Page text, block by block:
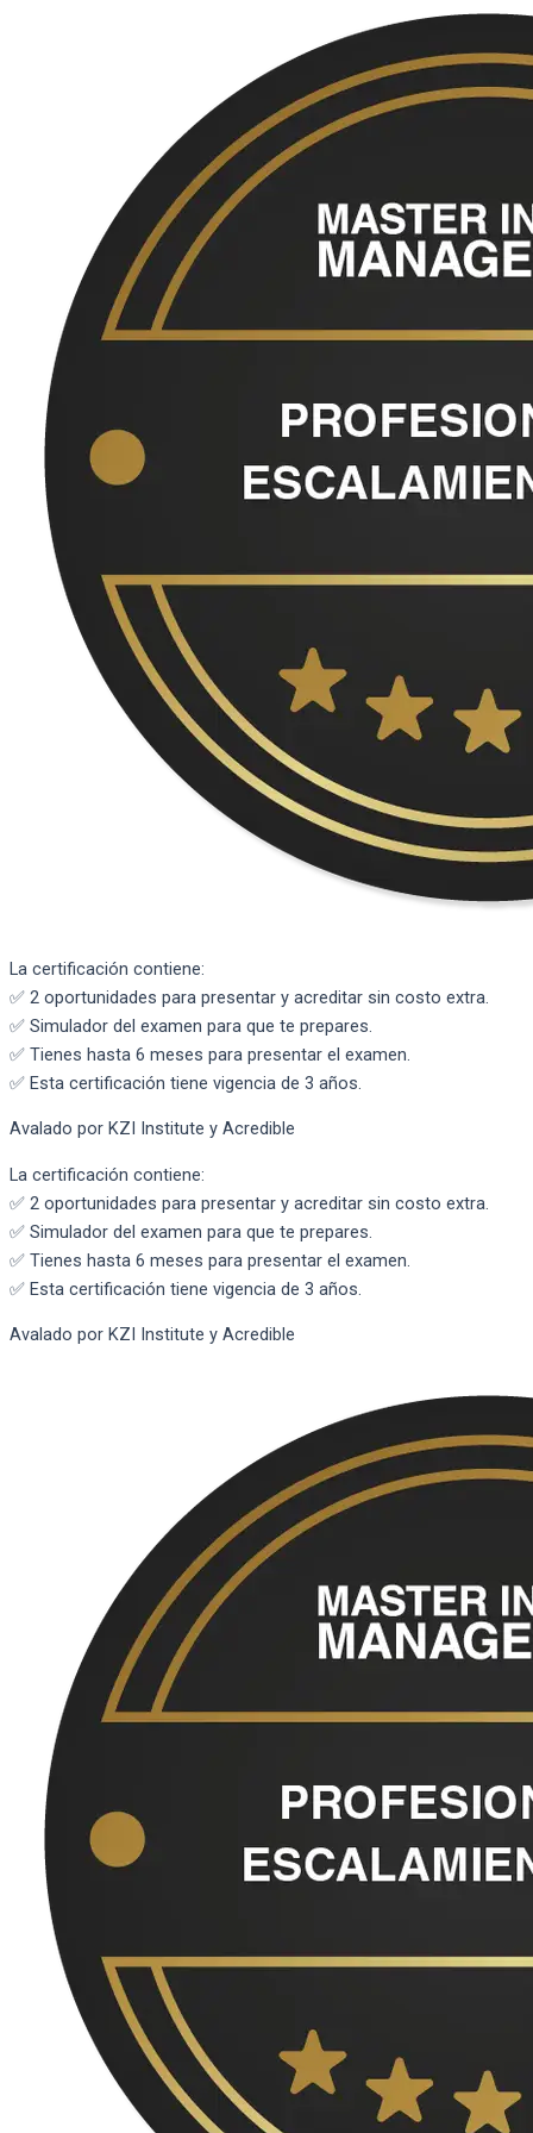
La certificación contiene:
✅ 2 oportunidades para presentar y acreditar sin costo extra.
✅ Simulador del examen para que te prepares.
✅ Tienes hasta 6 meses para presentar el examen.
✅ Esta certificación tiene vigencia de 3 años.
Avalado por KZI Institute y Acredible
La certificación contiene:
✅ 2 oportunidades para presentar y acreditar sin costo extra.
✅ Simulador del examen para que te prepares.
✅ Tienes hasta 6 meses para presentar el examen.
✅ Esta certificación tiene vigencia de 3 años.
Avalado por KZI Institute y Acredible